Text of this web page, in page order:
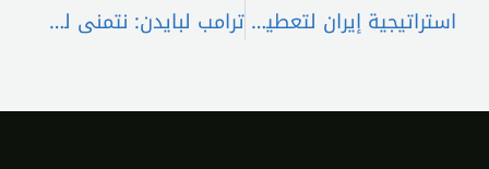
استراتيجية إيران لتعطيل العمل العربي المشترك ترامب لبايدن: نتمنى لك الشفاء